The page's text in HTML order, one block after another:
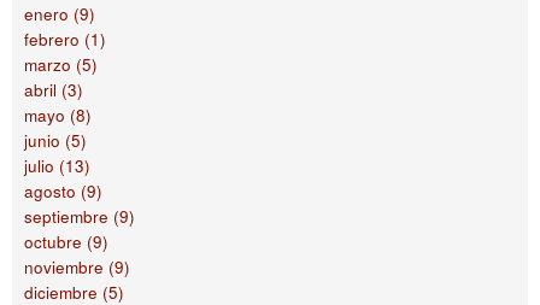
enero (9)
febrero (1)
marzo (5)
abril (3)
mayo (8)
junio (5)
julio (13)
agosto (9)
septiembre (9)
octubre (9)
noviembre (9)
diciembre (5)